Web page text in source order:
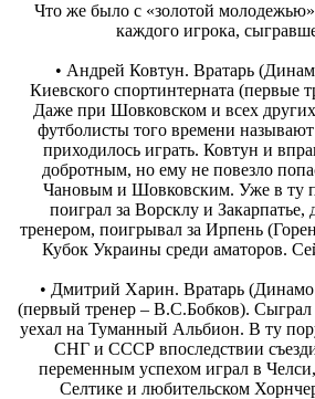
Что же было с «золотой
каждого игрока,
• Андрей Ковтун. Вратарь
Киевского спортинтерната
Даже при Шовковском и всех
футболисты того времени
приходилось играть. Ковтун и
добротным, но ему не повезло
Чановым и Шовковским. Уже в ту
поиграл за Ворсклу и
тренером, поигрывал за Ирпень
Кубок Украины среди аматоров.
• Дмитрий Харин. Вратарь
(первый тренер – В.С.Бобков).
уехал на Туманный Альбион. В ту
СНГ и СССР впоследствии
переменным успехом играл в
Селтике и любительском